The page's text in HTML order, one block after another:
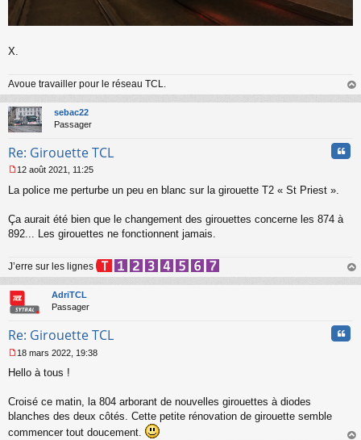
X.
Avoue travailler pour le réseau TCL.
au
sebac22
Passager
Re: Girouette TCL
e
s
a
g
n
o
n
l
u
12 août 2021, 11:25
La police me perturbe un peu en blanc sur la girouette T2 « St Priest ».
Ça aurait été bien que le changement des girouettes concerne les 874 à
892... Les girouettes ne fonctionnent jamais.
J’erre sur les lignes
au
AdriTCL
Passager
Re: Girouette TCL
e
s
g
e
18 mars 2022, 19:38
Hello à tous !
Croisé ce matin, la 804 arborant de nouvelles girouettes à diodes
blanches des deux côtés. Cette petite rénovation de girouette semble
commencer tout doucement.